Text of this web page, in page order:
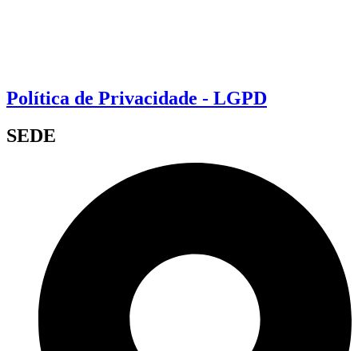
Política de Privacidade - LGPD
SEDE